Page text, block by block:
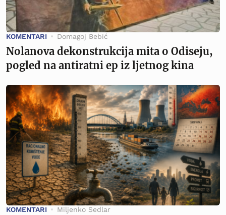
KOMENTARI Domagoj Bebić
Nolanova dekonstrukcija mita o Odiseju,
pogled na antiratni ep iz ljetnog kina
KOMENTARI Miljenko Sedlar